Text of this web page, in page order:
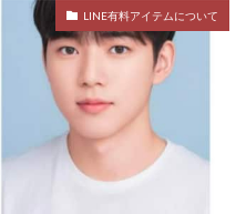
LINE有料アイテムについて